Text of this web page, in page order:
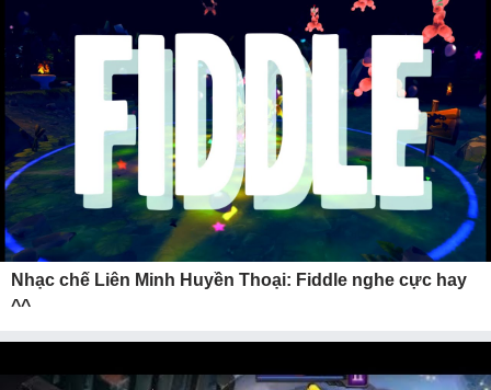
Nhạc chế Liên Minh Huyền Thoại: Fiddle nghe cực hay
^^